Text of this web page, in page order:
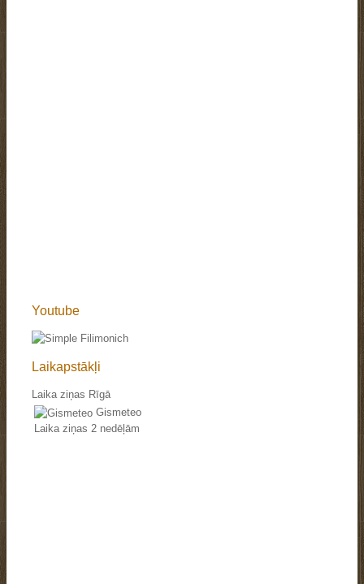
Youtube
Laikapstākļi
Laika ziņas Rīgā
Gismeteo
Laika ziņas 2 nedēļām